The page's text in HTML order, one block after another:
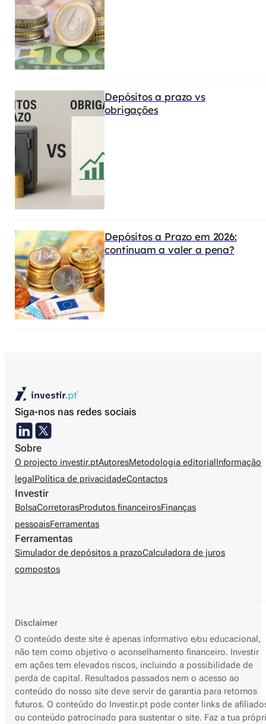
Depósitos a prazo vs
obrigações
Depósitos a Prazo em 2026:
continuam a valer a pena?
Siga-nos nas redes sociais
Sobre
O projecto investir.ptAutoresMetodologia editorialInformação
legalPolítica de privacidadeContactos
Investir
BolsaCorretorasProdutos financeirosFinanças
pessoaisFerramentas
Ferramentas
Simulador de depósitos a prazoCalculadora de juros
compostos
Disclaimer
O conteúdo deste site é apenas informativo e/ou educacional,
não tem como objetivo o aconselhamento financeiro. Investir
em ações tem elevados riscos, incluindo a possibilidade de
perda de capital. Resultados passados nem o acesso ao
conteúdo do nosso site deve servir de garantia para retornos
futuros. O conteúdo do Investir.pt pode conter links de
ou conteúdo patrocinado para sustentar o site. Faz a tua